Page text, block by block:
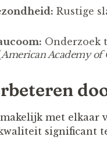
Rustige
Onderzoek
American Academy of
met elkaar
significant